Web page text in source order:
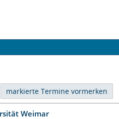
Weimar